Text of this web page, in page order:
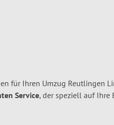
für Ihren Umzug Reutlingen
Service, der speziell auf Ihre